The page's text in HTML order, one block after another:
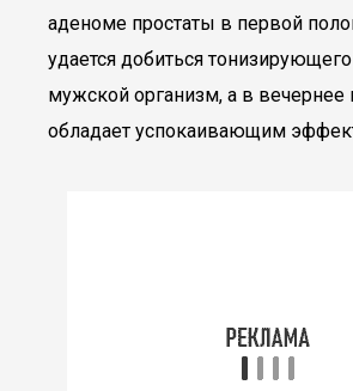
аденоме простаты в первой
удается добиться
мужской организм, а в вечернее
обладает успокаивающим